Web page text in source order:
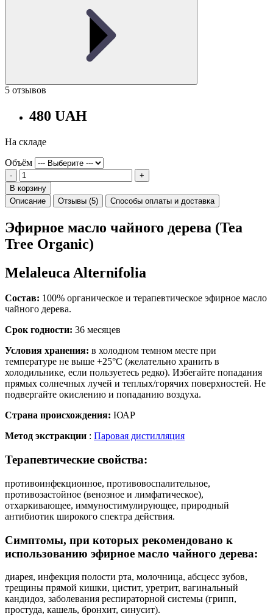
5 отзывов
480 UAH
На складе
Объём
-
+
В корзину
Описание
Отзывы (5) Способы оплаты и доставка
Эфирное масло чайного дерева (Tea
Tree Organic)
Melaleuca Alternifolia
Состав: 100% органическое и терапевтическое эфирное масло
чайного дерева.
Срок годности: 36 месяцев
Условия хранения: в холодном темном месте при
температуре не выше +25°C (желательно хранить в
холодильнике, если пользуетесь редко). Избегайте попадания
прямых солнечных лучей и теплых/горячих поверхностей. Не
подвергайте окислению и попаданию воздуха.
Страна происхождения: ЮАР
Метод экстракции : Паровая дистилляция
Терапевтические свойства:
противоинфекционное, противовоспалительное,
противозастойное (венозное и лимфатическое),
отхаркивающее, иммуностимулирующее, природный
антибиотик широкого спектра действия.
Симптомы, при которых рекомендовано к
использованию эфирное масло чайного дерева:
диарея, инфекция полости рта, молочница, абсцесс зубов,
трещины прямой кишки, цистит, уретрит, вагинальный
кандидоз, заболевания респираторной системы (грипп,
простуда, кашель, бронхит, синусит).